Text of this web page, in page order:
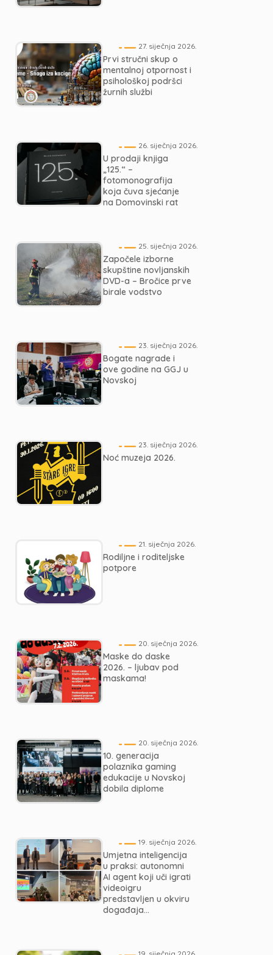
27. siječnja 2026.
Prvi stručni skup o
mentalnoj otpornost i
psihološkoj podršci
žurnih službi
26. siječnja 2026.
U prodaji knjiga
„125.“ –
fotomonografija
koja čuva sjećanje
na Domovinski rat
25. siječnja 2026.
Započele izborne
skupštine novljanskih
DVD-a – Bročice prve
birale vodstvo
23. siječnja 2026.
Bogate nagrade i
ove godine na GGJ u
Novskoj
23. siječnja 2026.
Noć muzeja 2026.
21. siječnja 2026.
Rodiljne i roditeljske
potpore
20. siječnja 2026.
Maske do daske
2026. – ljubav pod
maskama!
20. siječnja 2026.
10. generacija
polaznika gaming
edukacije u Novskoj
dobila diplome
19. siječnja 2026.
Umjetna inteligencija
u praksi: autonomni
AI agent koji uči igrati
videoigru
predstavljen u okviru
događaja...